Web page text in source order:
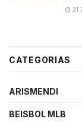
21
CATEGORIAS
ARISMENDI
BEISBOL MLB